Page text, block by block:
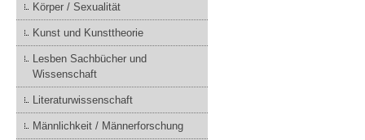
Körper / Sexualität
Kunst und Kunsttheorie
Lesben Sachbücher und
Wissenschaft
Literaturwissenschaft
Männlichkeit / Männerforschung